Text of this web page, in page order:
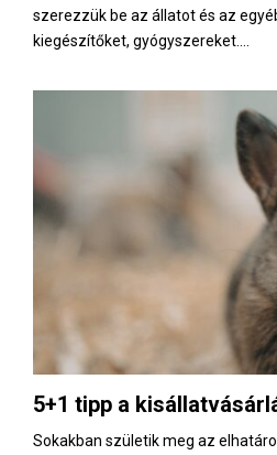
szerezzük be az állatot és az
kiegészítőket, gyógyszereket....
5+1 tipp a
Sokakban születik meg az